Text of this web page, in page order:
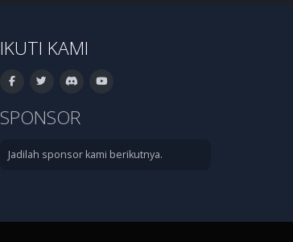
IKUTI KAMI
SPONSOR
Jadilah sponsor kami berikutnya.